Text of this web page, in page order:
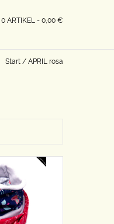
0 ARTIKEL - 0,00 €
Start / APRIL rosa